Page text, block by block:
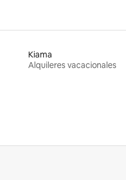
Kiama
Alquileres vacacionales